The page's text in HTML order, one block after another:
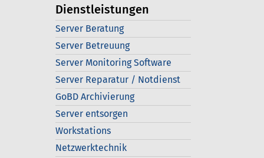
Dienstleistungen
Server Beratung
Server Betreuung
Server Monitoring Software
Server Reparatur / Notdienst
GoBD Archivierung
Server entsorgen
Workstations
Netzwerktechnik